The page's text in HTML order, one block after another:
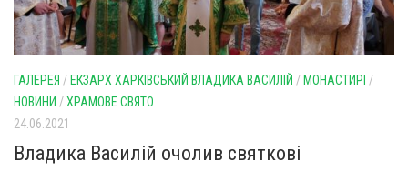
ГАЛЕРЕЯ / ЕКЗАРХ ХАРКІВСЬКИЙ ВЛАДИКА ВАСИЛІЙ / МОНАСТИРІ /
НОВИНИ /ХРАМОВЕ СВЯТО
24.06.2021
Владика Василій очолив святкові